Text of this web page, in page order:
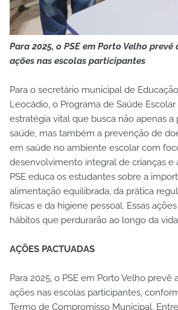
Para 2025, o PSE em Porto Velho
ações nas escolas participantes
Para o secretário municipal de
Leocádio, o Programa de Saúde Escolar
estratégia vital que busca não apenas a
saúde, mas também a prevenção de
em saúde no ambiente escolar com
desenvolvimento integral de crianças e
PSE educa os estudantes sobre a
alimentação equilibrada, da prática
físicas e da higiene pessoal. Essas
hábitos que perdurarão ao longo da
AÇÕES PACTUADAS
Para 2025, o PSE em Porto Velho prevê
ações nas escolas participantes,
Termo de Compromisso Municipal.